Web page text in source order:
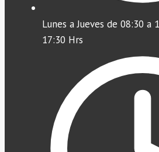
Lunes a Jueves de 08:30 a
17:30 Hrs